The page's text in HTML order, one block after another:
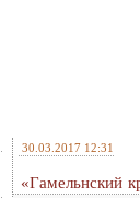
30.03.2017 12:31
«Гамельнский